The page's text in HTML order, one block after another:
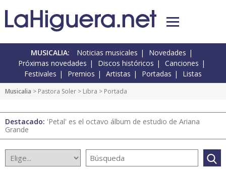
MUSICALIA: Noticias musicales
Novedades
Próximas novedades
Discos históricos
Canciones
Festivales
Premios Artistas Portadas Listas
Musicalia > Pastora Soler > Libra > Portada
Destacado: 'Petal' es el octavo álbum de estudio de Ariana
Grande